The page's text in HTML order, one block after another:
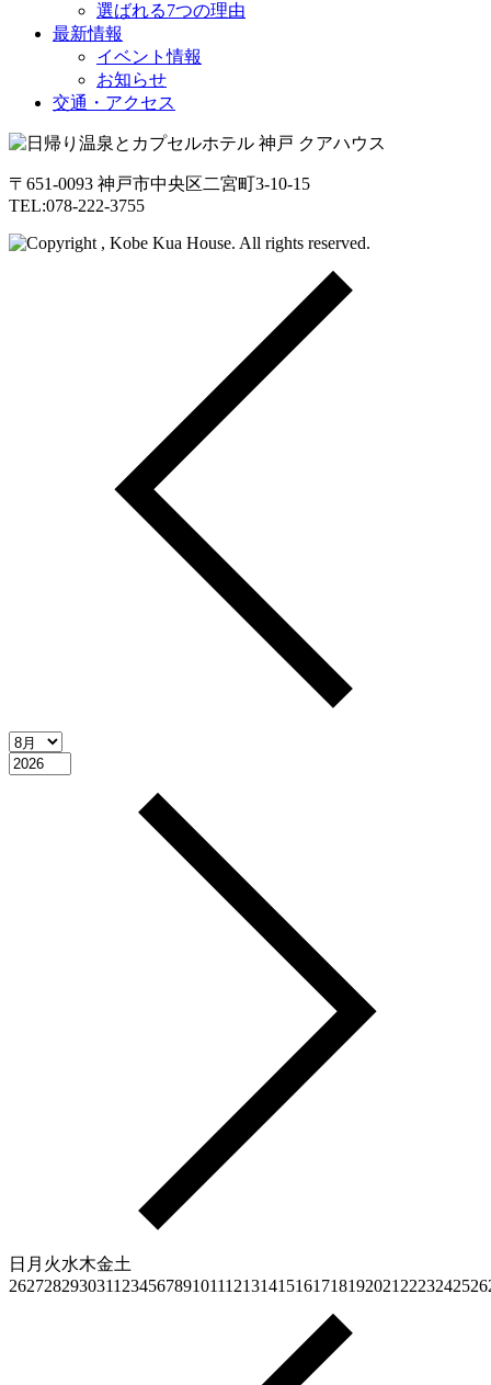
選ばれる7つの理由
最新情報
イベント情報
お知らせ
交通・アクセス
〒651-0093 神戸市中央区二宮町3-10-15
TEL:078-222-3755
日 月 火水木金土
2627282930311 23456789101112131415161718192021 2223242526